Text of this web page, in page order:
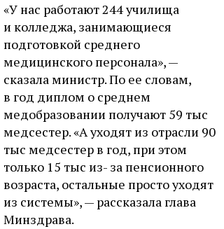
«У нас работают 244 училища
и колледжа, занимающиеся
подготовкой среднего
медицинского персонала», —
сказала министр. По ее словам,
в год диплом о среднем
медобразовании получают 59 тыс
медсестер. «А уходят из отрасли 90
тыс медсестер в год, при этом
только 15 тыс из- за пенсионного
возраста, остальные просто уходят
из системы», — рассказала глава
Минздрава.